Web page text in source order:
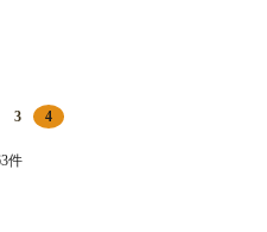
3 4
件